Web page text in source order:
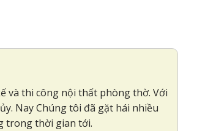
và thi công nội thất phòng thờ. Với
Nay Chúng tôi đã gặt hái nhiều
trong thời gian tới.